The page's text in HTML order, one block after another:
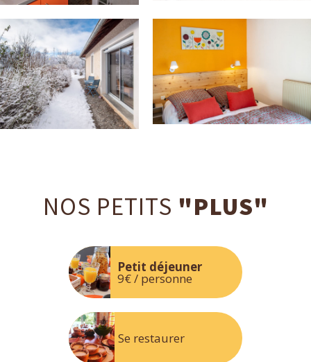
NOS PETITS "PLUS"
Petit déjeuner
9€ / personne
Se restaurer